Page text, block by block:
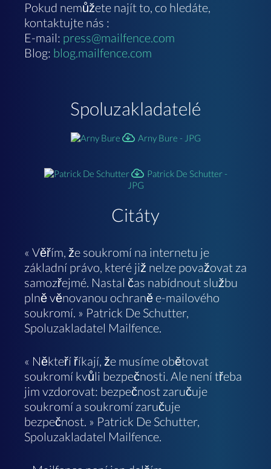
Pokud nemůžete najít to, co hledáte,
kontaktujte nás :
E-mail: press@mailfence.com
Blog: blog.mailfence.com
Spoluzakladatelé
Arny Bure - JPG
Patrick De Schutter -
JPG
Citáty
« Věřím, že soukromí na internetu je
základní právo, které již nelze považovat za
samozřejmé. Nastal čas nabídnout službu
plně věnovanou ochraně e-mailového
soukromí. » Patrick De Schutter,
Spoluzakladatel Mailfence.
« Někteří říkají, že musíme obětovat
soukromí kvůli bezpečnosti. Ale není třeba
jim vzdorovat: bezpečnost zaručuje
soukromí a soukromí zaručuje
bezpečnost. » Patrick De Schutter,
Spoluzakladatel Mailfence.